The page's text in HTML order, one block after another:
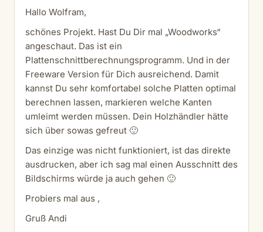
Hallo Wolfram,
schönes Projekt. Hast Du Dir mal „Woodworks“
angeschaut. Das ist ein
Plattenschnittberechnungsprogramm. Und in der
Freeware Version für Dich ausreichend. Damit
kannst Du sehr komfortabel solche Platten optimal
berechnen lassen, markieren welche Kanten
umleimt werden müssen. Dein Holzhändler hätte
sich über sowas gefreut 🙂
Das einzige was nicht funktioniert, ist das direkte
ausdrucken, aber ich sag mal einen Ausschnitt des
Bildschirms würde ja auch gehen 🙂
Probiers mal aus ,
Gruß Andi